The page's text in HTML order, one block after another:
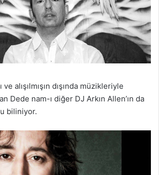
alışılmışın dışında müzikleriyle
Dede nam-ı diğer DJ Arkın Allen’ın da
biliniyor.